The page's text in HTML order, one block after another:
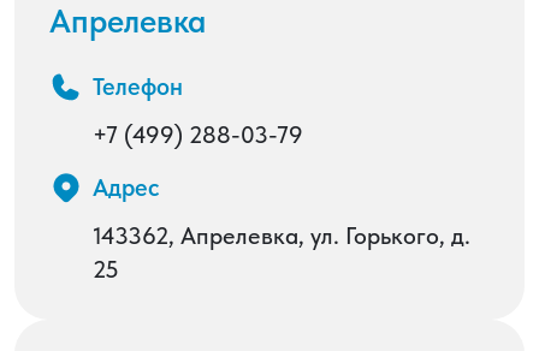
Апрелевка
Телефон
+7 (499) 288-03-79
Адрес
143362, Апрелевка, ул. Горького, д.
25